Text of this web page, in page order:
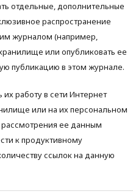
отдельные, дополнительные
распространение
журналом (например,
или опубликовать ее
публикацию в этом журнале.
работу в сети Интернет
или на их персональном
ее данным
к продуктивному
ссылок на данную